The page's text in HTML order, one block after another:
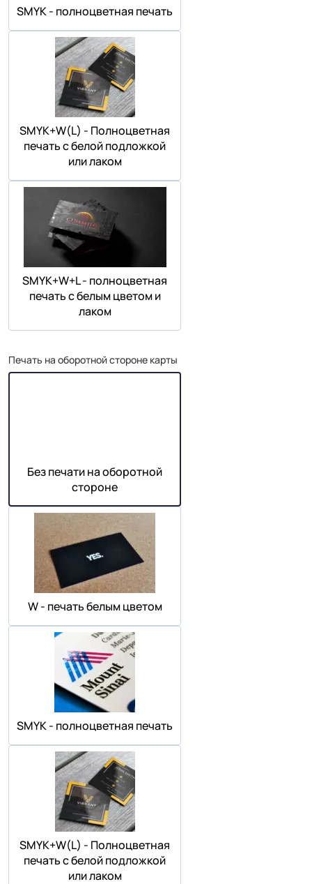
SMYK - полноцветная печать
SMYK+W(L) - Полноцветная
печать с белой подложкой
или лаком
SMYK+W+L - полноцветная
печать с белым цветом и
лаком
Печать на оборотной стороне карты
Без печати на оборотной
стороне
W - печать белым цветом
SMYK - полноцветная печать
SMYK+W(L) - Полноцветная
печать с белой подложкой
или лаком